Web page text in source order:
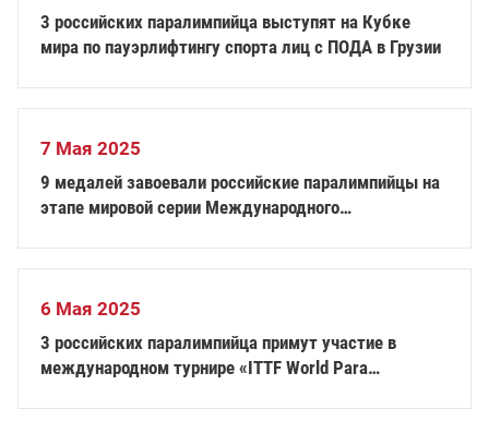
3 российских паралимпийца выступят на Кубке
мира по пауэрлифтингу спорта лиц с ПОДА в Грузии
7 Мая 2025
9 медалей завоевали российские паралимпийцы на
этапе мировой серии Международного
6 Мая 2025
3 российских паралимпийца примут участие в
международном турнире «ITTF World Para